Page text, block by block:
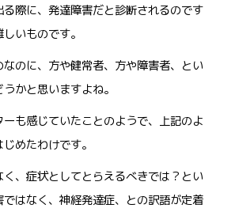
る際に、発達障害だと診断されるのです
いものです。
のに、方や健常者、方や障害者、とい
かと思いますよね。
も感じていたことのようで、上記のよ
めたわけです。
、症状としてとらえるべきでは？とい
ではなく、神経発達症、との訳語が定着